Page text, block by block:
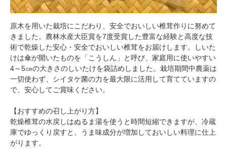
原木を用いた栽培にこだわり、安全でおいしい椎茸作りに努めて
きました。農林水産大臣賞を7度受賞した豊富な経験と高度な技
術で乾燥した安心・安全でおいしい椎茸をお届けします。しいた
けは傘が開いたものを「こうしん」と呼び、家庭用に使いやすい
4～5㎝の大きさのしいたけを袋詰めしました。栽培期間中農薬は
一切使わず、シイタケ菌の力を最大限に活用して育てていますの
で、安心してご賞味ください。
【おすすめの召し上がり方】
乾燥椎茸の水戻しはぬるま湯を使うと時間短縮できますが、冷蔵
庫でゆっくり戻すと、うま味成分が増加しておいしい料理に仕上
がります。